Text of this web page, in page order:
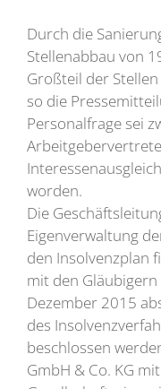
Durch die
Stellenabbau von
Großteil der
so die
Personalfrage sei
worden.
Die
Eigenverwaltung
den Insolvenzplan
mit den
Dezember 2015
des
beschlossen
GmbH & Co. KG